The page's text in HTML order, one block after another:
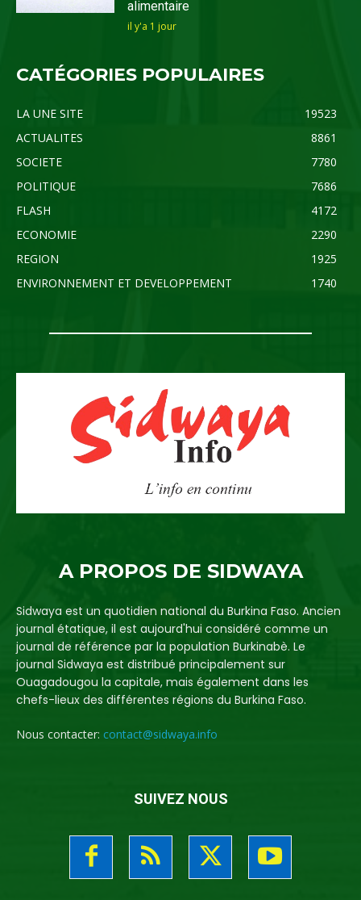
alimentaire
il y'a 1 jour
CATÉGORIES POPULAIRES
LA UNE SITE
19523
ACTUALITES
8861
SOCIETE
7780
POLITIQUE
7686
FLASH
4172
ECONOMIE
2290
REGION
1925
ENVIRONNEMENT ET DEVELOPPEMENT
1740
A PROPOS DE SIDWAYA
Sidwaya est un quotidien national du Burkina Faso. Ancien
journal étatique, il est aujourd'hui considéré comme un
journal de référence par la population Burkinabè. Le
journal Sidwaya est distribué principalement sur
Ouagadougou la capitale, mais également dans les
chefs-lieux des différentes régions du Burkina Faso.
Nous contacter: contact@sidwaya.info
SUIVEZ NOUS